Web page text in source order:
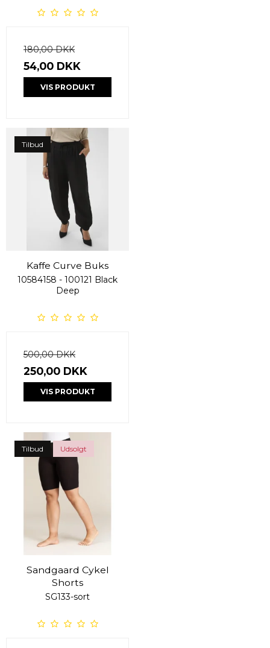
180,00 DKK
54,00 DKK
VIS PRODUKT
Tilbud
Kaffe Curve Buks
10584158 - 100121 Black
Deep
500,00 DKK
250,00 DKK
VIS PRODUKT
Tilbud Udsolgt
Sandgaard Cykel
Shorts
SG133-sort